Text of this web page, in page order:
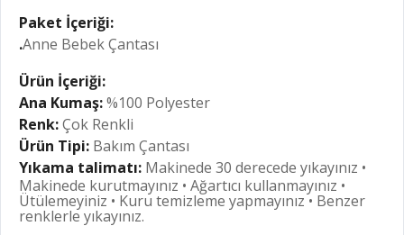
Paket İçeriği:
.Anne Bebek Çantası
Ürün İçeriği:
Ana Kumaş:%100 Polyester
Renk:Çok Renkli
Ürün Tipi: Bakım Çantası
Yıkama talimatı: Makinede 30 derecede yıkayınız •
Makinede kurutmayınız • Ağartıcı kullanmayınız •
Ütülemeyiniz • Kuru temizleme yapmayınız • Benzer
renklerle yıkayınız.